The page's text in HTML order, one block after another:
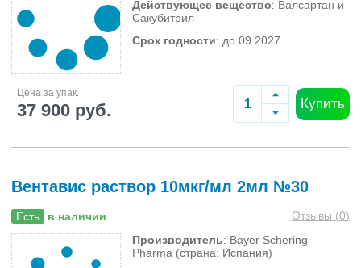
Действующее вещество: Валсартан и
Сакубитрил
Срок годности: до 09.2027
Цена за упак.
37 900 руб. Купить
Вентавис раствор 10мкг/мл 2мл №30
Есть в наличии Отзывы (0)
Производитель: Bayer Schering
Pharma (страна: Испания)